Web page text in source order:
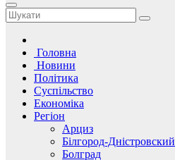
Головна
Новини
Політика
Суспільство
Економіка
Регіон
Арциз
Білгород-Дністровский
Болград